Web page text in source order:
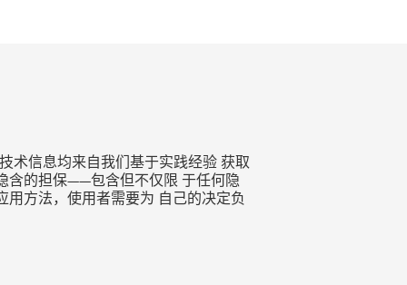
术信息均来自我们基于实践经验 获取
含的担保——包含但不仅限 于任何隐
方法，使用者需要为 自己的决定负